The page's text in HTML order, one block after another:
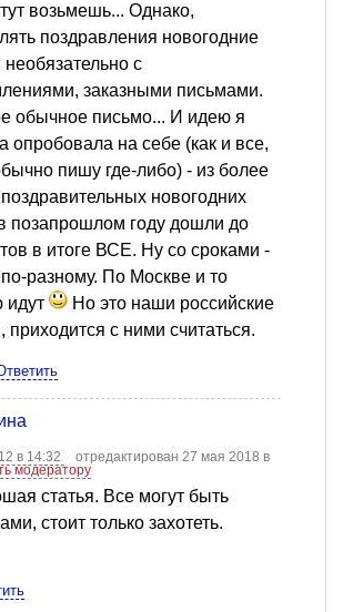
тут возьмешь... Однако,
поздравления новогодние
с
заказными письмами.
обычное письмо... И идею я
опробовала на себе (как и все,
пишу где-либо) - из более
новогодних
позапрошлом году дошли до
в итоге ВСЕ. Ну со сроками -
разному. По Москве и то
идут
Но это наши российские
приходится с ними считаться.
в 14:32
отредактирован 27 мая 2018 в
модератору
статья. Все могут быть
стоит только захотеть.